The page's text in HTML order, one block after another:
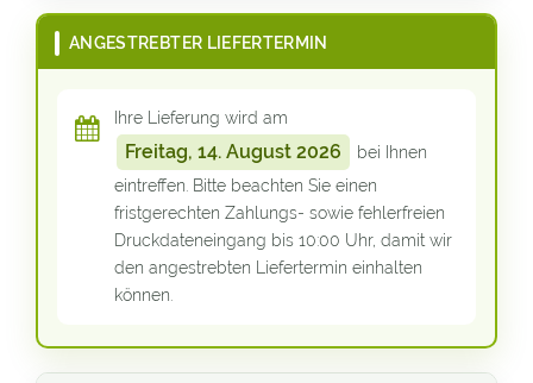
ANGESTREBTER LIEFERTERMIN
Ihre Lieferung wird am
Freitag, 14. August 2026
bei Ihnen
eintreffen. Bitte beachten Sie einen
fristgerechten Zahlungs- sowie fehlerfreien
Druckdateneingang bis 10:00 Uhr, damit wir
den angestrebten Liefertermin einhalten
können.